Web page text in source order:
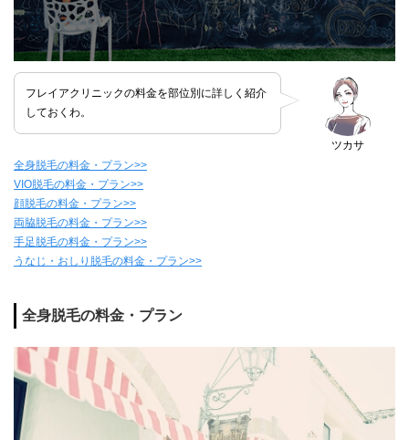
ツカサ
フレイアクリニックの料金を部位別に詳しく紹介
しておくわ。
全身脱毛の料金・プラン>>
VIO脱毛の料金・プラン>>
顔脱毛の料金・プラン>>
両脇脱毛の料金・プラン>>
手足脱毛の料金・プラン>>
うなじ・おしり脱毛の料金・プラン>>
全身脱毛の料金・プラン